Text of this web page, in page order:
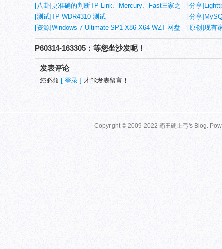
[八卦]更准确的判断TP-Link、Mercury、Fast三家之
间的关系
[分享
compress
[测试]TP-WDR4310 测试
[分享
[资源]Windows 7 Ultimate SP1 X86-X64 WZT 网盘
分流
[原创]现有
P60314-163305：等您坐沙发呢！
发表评论
您必须 [ 登录 ] 才能发表留言！
Copyright © 2009-2022 霸王硬上弓's Blog.